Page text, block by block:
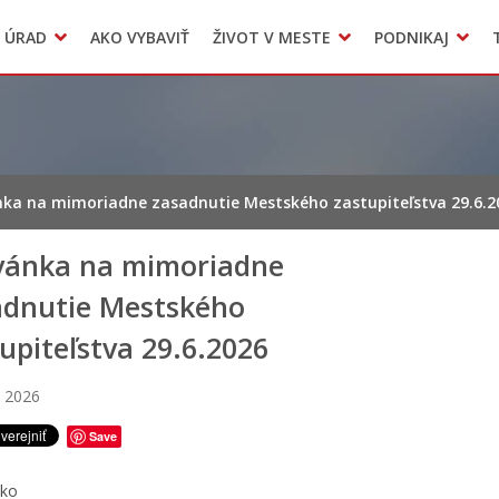
Zmluvy, faktúry a objednávky
AKO VYBAVIŤ ŽIVOT V MESTE
Odpady, verejné priestranstváPODNIKAJ
Accommodation
na mimoriadne zasadnutie Mestského zastupiteľstva
na mimoriadne
Mestského
29.6.2026
2026
Save